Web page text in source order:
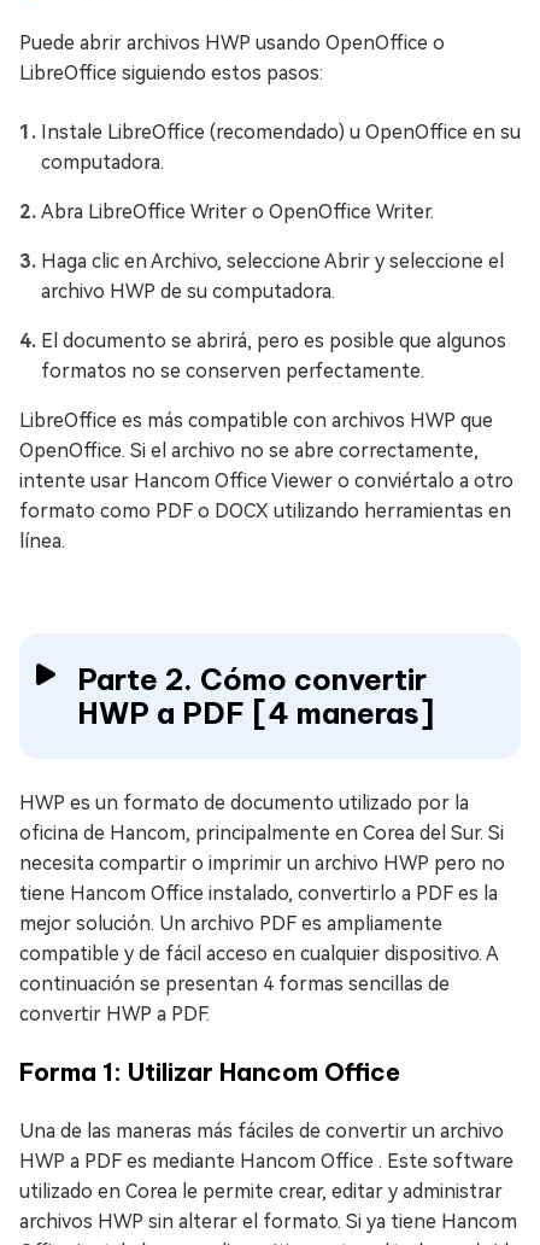
Puede abrir archivos HWP usando OpenOffice o
LibreOffice siguiendo estos pasos:
Instale LibreOffice (recomendado) u OpenOffice en su
computadora.
Abra LibreOffice Writer o OpenOffice Writer.
Haga clic en Archivo, seleccione Abrir y seleccione el
archivo HWP de su computadora.
El documento se abrirá, pero es posible que algunos
formatos no se conserven perfectamente.
LibreOffice es más compatible con archivos HWP que
OpenOffice. Si el archivo no se abre correctamente,
intente usar Hancom Office Viewer o conviértalo a otro
formato como PDF o DOCX utilizando herramientas en
línea.
Parte 2. Cómo convertir
HWP a PDF [4 maneras]
HWP es un formato de documento utilizado por la
oficina de Hancom, principalmente en Corea del Sur. Si
necesita compartir o imprimir un archivo HWP pero no
tiene Hancom Office instalado, convertirlo a PDF es la
mejor solución. Un archivo PDF es ampliamente
compatible y de fácil acceso en cualquier dispositivo. A
continuación se presentan 4 formas sencillas de
convertir HWP a PDF.
Forma 1: Utilizar Hancom Office
Una de las maneras más fáciles de convertir un archivo
HWP a PDF es mediante Hancom Office . Este software
utilizado en Corea le permite crear, editar y administrar
archivos HWP sin alterar el formato. Si ya tiene Hancom